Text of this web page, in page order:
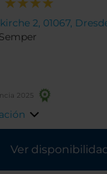
2, 01067,
2025
Ver disponibilidad